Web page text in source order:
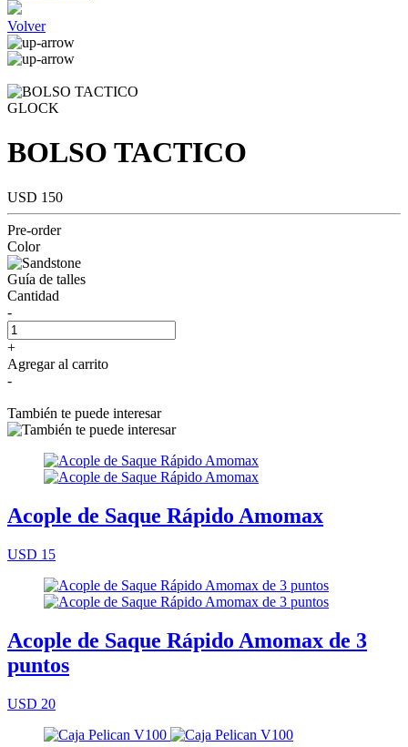
Volver
GLOCK
BOLSO TACTICO
USD 150
Pre-order
Color
Guía de talles
Cantidad
-
+
Agregar al carrito
-
También te puede interesar
Acople de Saque Rápido Amomax
USD 15
Acople de Saque Rápido Amomax de 3
puntos
USD 20